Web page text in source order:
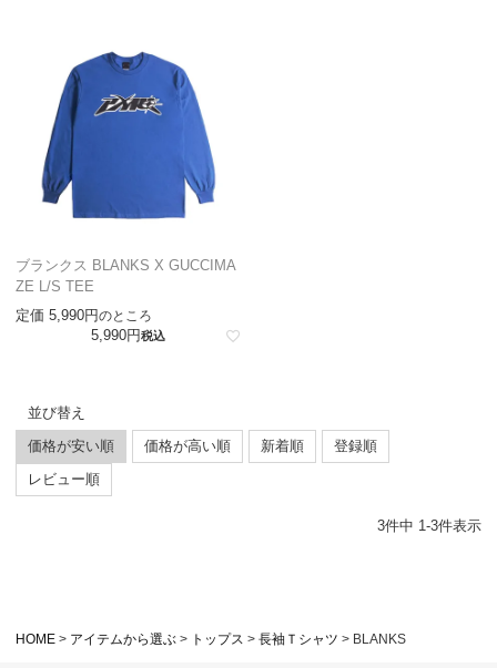
ブランクス BLANKS X GUCCIMA
ZE L/S TEE
定価 5,990 のところ
5,990 税込
並び替え
価格が安い順
価格が高い順 新着順
登録順
レビュー順
3件中 1-3件表示
HOME アイテムから選ぶ トップス 長袖Ｔシャツ BLANKS